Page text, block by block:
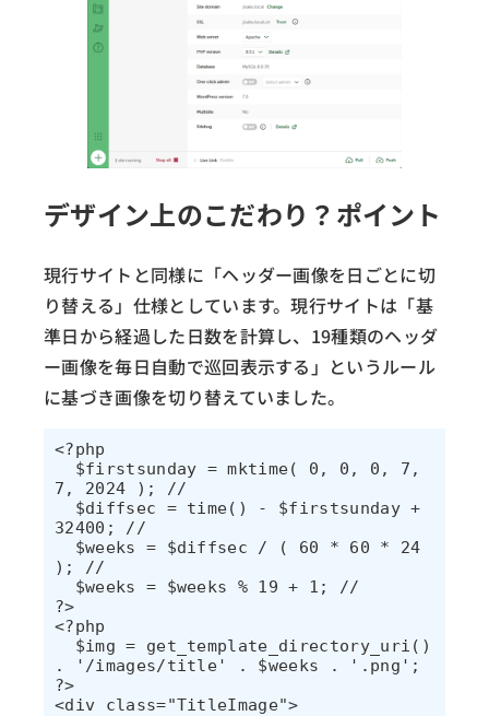
デザイン上のこだわり？ポイント
現行サイトと同様に「ヘッダー画像を日ごとに切
り替える」仕様としています。現行サイトは「基
準日から経過した日数を計算し、19種類のヘッダ
ー画像を毎日自動で巡回表示する」というルール
に基づき画像を切り替えていました。
<?php
7, 2024 ); //
32400; //
); //
?>
<?php
. '/images/title' . $weeks . '.png';
?>
<div class="TitleImage">